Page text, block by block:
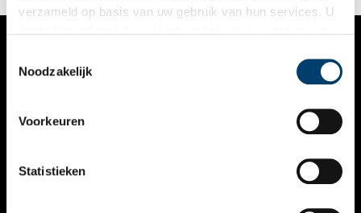
verzameld op basis van uw gebruik van hun services. U
Noodzakelijk
Voorkeuren
Statistieken
VERHALEN
KALENDER
THEMA’S